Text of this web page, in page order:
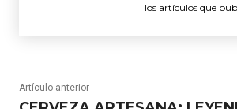
los artículos que
Artículo anterior